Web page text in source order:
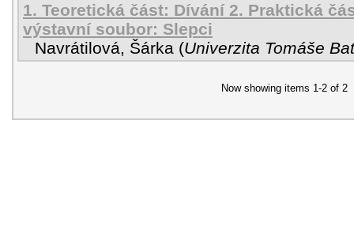
1. Teoretická část: Dívání 2. Praktická
výstavní soubor: Slepci
Navrátilová, Šárka (Univerzita Tomáše
Now showing items 1-2 of 2